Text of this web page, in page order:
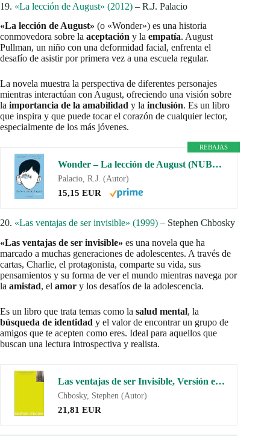
19. «La lección de August» (2012) – R.J. Palacio
«La lección de August» (o «Wonder») es una historia
conmovedora sobre la aceptación y la empatía. August
Pullman, un niño con una deformidad facial, enfrenta el
desafío de asistir por primera vez a una escuela regular.
La novela muestra la perspectiva de diferentes personajes
mientras interactúan con August, ofreciendo una visión sobre
la importancia de la amabilidad y la inclusión. Es un libro
que inspira y que puede tocar el corazón de cualquier lector,
especialmente de los más jóvenes.
REBAJAS
Wonder – La lección de August (NUBE DE TINTA)
Palacio, R.J. (Autor)
15,15 EUR
20. «Las ventajas de ser invisible» (1999) – Stephen Chbosky
«Las ventajas de ser invisible» es una novela que ha
marcado a muchas generaciones de adolescentes. A través de
cartas, Charlie, el protagonista, comparte su vida, sus
pensamientos y su forma de ver el mundo mientras navega por
la amistad, el amor y los desafíos de la adolescencia.
Es un libro que trata temas como la salud mental, la
búsqueda de identidad y el valor de encontrar un grupo de
amigos que te acepten como eres. Ideal para aquellos que
buscan una lectura introspectiva y realista.
Las ventajas de ser Invisible, Versión en español
Chbosky, Stephen (Autor)
21,81 EUR